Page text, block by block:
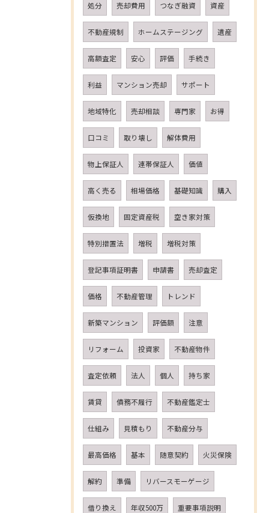
処分 売却費用 つなぎ融資 資産
不動産規制 ホームステージング 遺産
高額査定 安心 評価 手続き
利益 マンション売却 サポート
地域特化 売却相談 専門家 お得
口コミ 取り壊し 解体費用
物上保証人 連帯保証人 価値
高く売る 相場価格 基礎知識 購入
仮換地 固定資産税 空き家対策
特別措置法 増税 増税対策
登記事項証明書 申請書 売却査定
価格 不動産管理 トレンド
新築マンション 評価額 注意
リフォーム 投資家 不動産物件
査定依頼 法人 個人 持ち家
賃貸 債務不履行 不動産鑑定士
仕組み 見積もり 不動産分与
最高価格 基本 随意契約 火災保険
解約 準備 リバースモーゲージ
借り換え 年収500万 重要事項説明